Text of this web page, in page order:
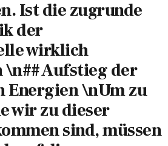
Ist die zugrunde
der
wirklich
Aufstieg der
Energien \nUm zu
wir zu dieser
sind, müssen